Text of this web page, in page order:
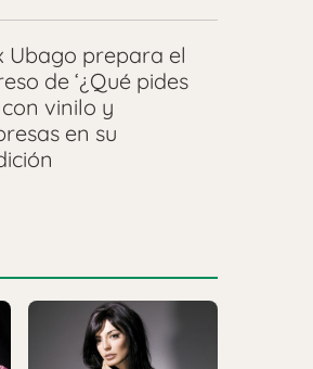
Ubago prepara el
de ‘¿Qué pides
con vinilo y
en su